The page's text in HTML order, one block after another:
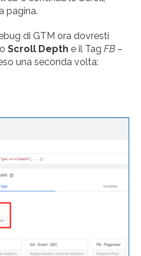
pagina.
di GTM ora dovresti
Scroll Depth e il Tag FB –
una seconda volta: